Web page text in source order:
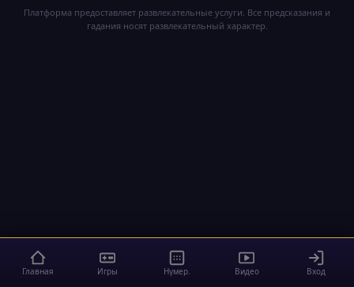
Платформа предоставляет развлекательные услуги. Все предсказания и
гадания носят развлекательный характер.
Главная Игры Нумер. Видео Вход